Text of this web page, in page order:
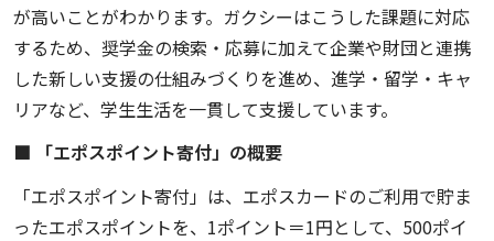
が高いことがわかります。ガクシーはこうした課題に対応
するため、奨学金の検索・応募に加えて企業や財団と連携
した新しい支援の仕組みづくりを進め、進学・留学・キャ
リアなど、学生生活を一貫して支援しています。
■ 「エポスポイント寄付」の概要
「エポスポイント寄付」は、エポスカードのご利用で貯ま
ったエポスポイントを、1ポイント＝1円として、500ポイ